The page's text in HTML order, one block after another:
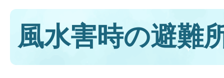
風水害時の避難